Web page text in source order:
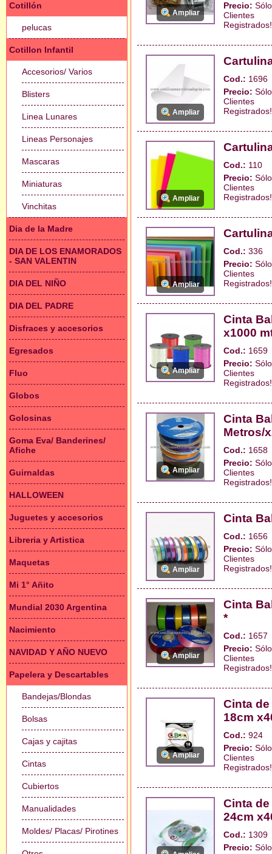
Cotillón
pelucas
Cotillon Infantil
Accesorios/ Varios
Blisters
Linea Lunares
Lineas Personajes
Mascaras
Miniaturas
Vinchitas
Dia de la Madre
DIA DE LOS ENAMORADOS
- SAN VALENTIN
DIA DEL NIÑO
DIA DEL PADRE
Disfraces y accesorios
Egresados
Fluo
Globos
Golosinas
Goma Eva/ Banderines/
Afiche
Guirnaldas
HALLOWEEN
Juguetes y accesorios
Libreria y Artistica
Maquetas
Mi 1° Añito
Mundial 2030 Argentina
Nacimiento
NAVIDAD Y AÑO NUEVO
Papelera y Descartables
Bandejas/Blondas
Bolsas
Cajas y cajitas
Cintas
Cubiertos
Manualidades
Moldes/ Placas/ Pirotines
Ampliar
Precio:
Clientes
Registrados!
Ampliar
Cod.: 1696
Precio:
Clientes
Registrados!
Ampliar
Cod.: 110
Precio:
Clientes
Registrados!
Ampliar
Cod.: 336
Precio:
Clientes
Registrados!
Ampliar
Cinta
x1000
Cod.: 1659
Precio:
Clientes
Registrados!
Ampliar
Cinta
Metros/
Cod.: 1658
Precio:
Clientes
Registrados!
Ampliar
Cinta
Cod.: 1656
Precio:
Clientes
Registrados!
Ampliar
Cinta
*
Cod.: 1657
Precio:
Clientes
Registrados!
Ampliar
Cinta
18cm
Cod.: 924
Precio:
Clientes
Registrados!
Cinta
24cm
Cod.: 1309
Precio: